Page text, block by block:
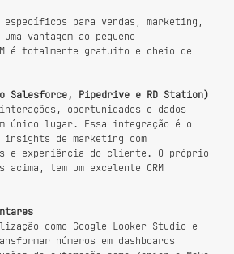
específicos para vendas, marketing,
vantagem ao pequeno
é totalmente gratuito e cheio de
Salesforce, Pipedrive e RD Station)
oportunidades e dados
único lugar. Essa integração é o
de marketing com
e experiência do cliente. O próprio
acima, tem um excelente CRM
como Google Looker Studio e
números em dashboards